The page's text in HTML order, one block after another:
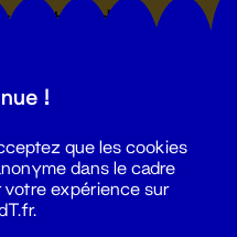
du
!
que les cookies
dans le cadre
votre expérience sur